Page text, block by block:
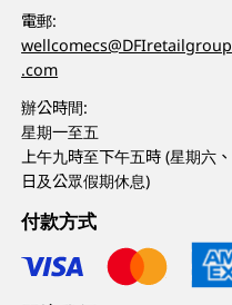
電郵:
wellcomecs@DFIretailgroup
.com
辦公時間:
星期一至五
上午九時至下午五時 (星期六、
日及公眾假期休息)
付款方式